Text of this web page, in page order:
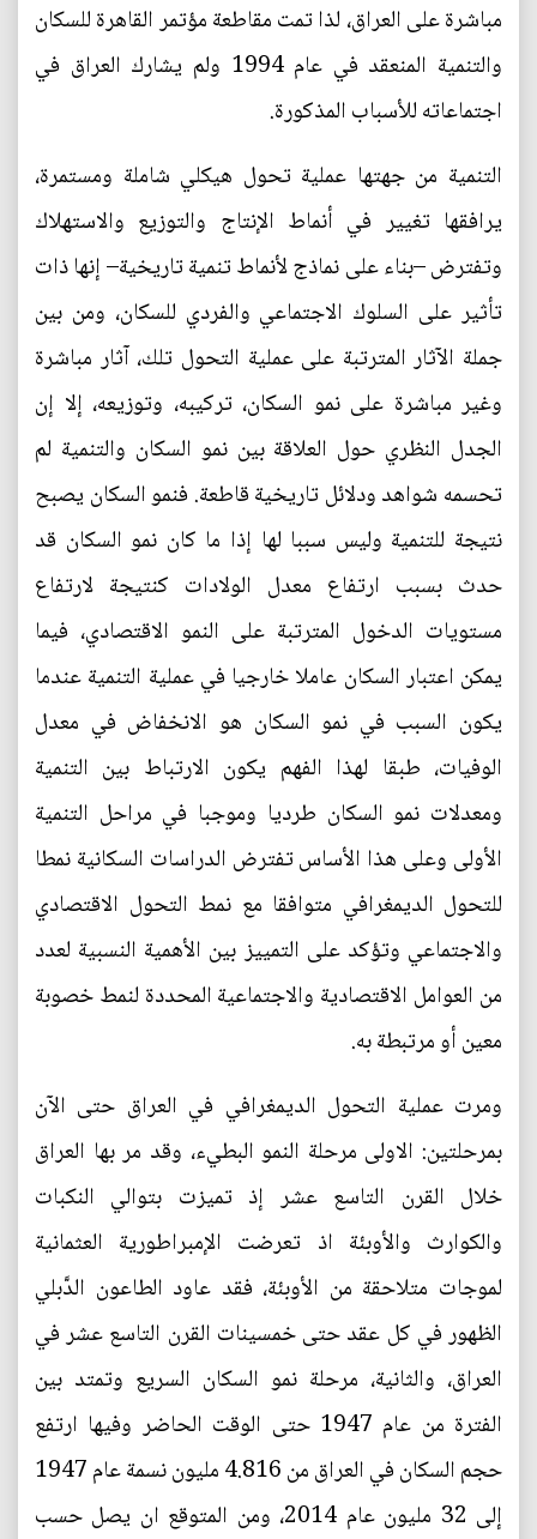
مباشرة على العراق، لذا تمت مقاطعة مؤتمر القاهرة للسكان
والتنمية المنعقد في عام 1994 ولم يشارك العراق في
اجتماعاته للأسباب المذكورة.
التنمية من جهتها عملية تحول هيكلي شاملة ومستمرة،
يرافقها تغيير في أنماط الإنتاج والتوزيع والاستهلاك
وتفترض –بناء على نماذج لأنماط تنمية تاريخية– إنها ذات
تأثير على السلوك الاجتماعي والفردي للسكان، ومن بين
جملة الآثار المترتبة على عملية التحول تلك، آثار مباشرة
وغير مباشرة على نمو السكان، تركيبه، وتوزيعه، إلا إن
الجدل النظري حول العلاقة بين نمو السكان والتنمية لم
تحسمه شواهد ودلائل تاريخية قاطعة. فنمو السكان يصبح
نتيجة للتنمية وليس سببا لها إذا ما كان نمو السكان قد
حدث بسبب ارتفاع معدل الولادات كنتيجة لارتفاع
مستويات الدخول المترتبة على النمو الاقتصادي، فيما
يمكن اعتبار السكان عاملا خارجيا في عملية التنمية عندما
يكون السبب في نمو السكان هو الانخفاض في معدل
الوفيات، طبقا لهذا الفهم يكون الارتباط بين التنمية
ومعدلات نمو السكان طرديا وموجبا في مراحل التنمية
الأولى وعلى هذا الأساس تفترض الدراسات السكانية نمطا
للتحول الديمغرافي متوافقا مع نمط التحول الاقتصادي
والاجتماعي وتؤكد على التمييز بين الأهمية النسبية لعدد
من العوامل الاقتصادية والاجتماعية المحددة لنمط خصوبة
معين أو مرتبطة به.
ومرت عملية التحول الديمغرافي في العراق حتى الآن
بمرحلتين: الاولى مرحلة النمو البطيء، وقد مر بها العراق
خلال القرن التاسع عشر إذ تميزت بتوالي النكبات
والكوارث والأوبئة اذ تعرضت الإمبراطورية العثمانية
لموجات متلاحقة من الأوبئة، فقد عاود الطاعون الدَّبلي
الظهور في كل عقد حتى خمسينات القرن التاسع عشر في
العراق، والثانية، مرحلة نمو السكان السريع وتمتد بين
الفترة من عام 1947 حتى الوقت الحاضر وفيها ارتفع
حجم السكان في العراق من 4.816 مليون نسمة عام 1947
إلى 32 مليون عام 2014، ومن المتوقع ان يصل حسب